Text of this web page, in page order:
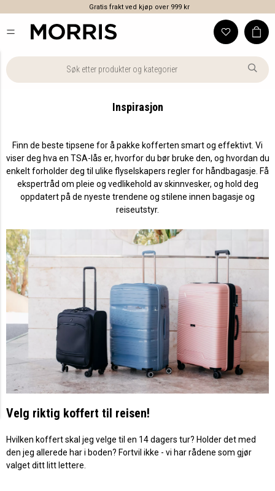
Gratis frakt ved kjøp over 999 kr
Inspirasjon
Finn de beste tipsene for å pakke kofferten smart og effektivt. Vi
viser deg hva en TSA-lås er, hvorfor du bør bruke den, og hvordan du
enkelt forholder deg til ulike flyselskapers regler for håndbagasje. Få
ekspertråd om pleie og vedlikehold av skinnvesker, og hold deg
oppdatert på de nyeste trendene og stilene innen bagasje og
reiseutstyr.
Velg riktig koffert til reisen!
Hvilken koffert skal jeg velge til en 14 dagers tur? Holder det med
den jeg allerede har i boden? Fortvil ikke - vi har rådene som gjør
valget ditt litt lettere.